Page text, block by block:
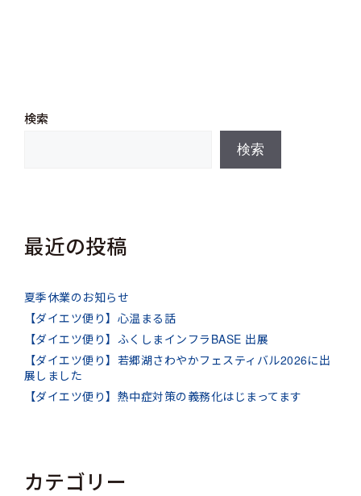
検索
検索
最近の投稿
夏季休業のお知らせ
【ダイエツ便り】心温まる話
【ダイエツ便り】ふくしまインフラBASE 出展
【ダイエツ便り】若郷湖さわやかフェスティバル2026に出
展しました
【ダイエツ便り】熱中症対策の義務化はじまってます
カテゴリー